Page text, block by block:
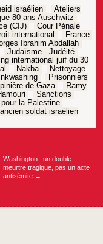
israélien
Ateliers
80 ans Auschwitz
(CIJ)
Cour Pénale
international
France-
Ibrahim Abdallah
Judaïsme - Judéité
international juif du 30
Nakba
Nettoyage
Prisonniers
de Gaza
Ramy
Sanctions
pour la Palestine
soldat israélien
Washington : un double
meurtre tragique, pas un acte
antisémite →